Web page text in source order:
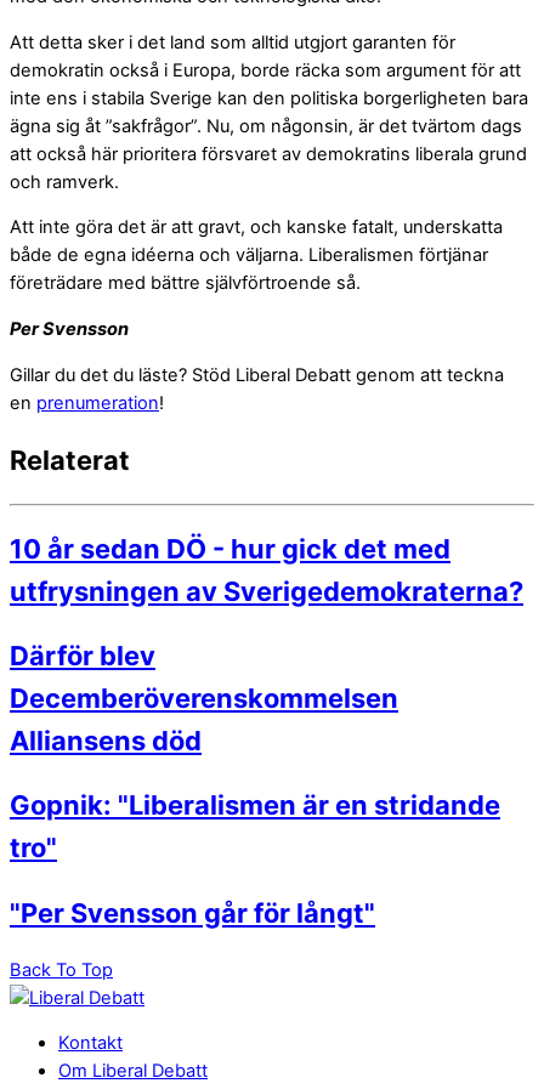
Att detta sker i det land som alltid utgjort garanten för
demokratin också i Europa, borde räcka som argument för att
inte ens i stabila Sverige kan den politiska borgerligheten bara
ägna sig åt ”sakfrågor”. Nu, om någonsin, är det tvärtom dags
att också här prioritera försvaret av demokratins liberala grund
och ramverk.
Att inte göra det är att gravt, och kanske fatalt, underskatta
både de egna idéerna och väljarna. Liberalismen förtjänar
företrädare med bättre självförtroende så.
Per Svensson
Gillar du det du läste? Stöd Liberal Debatt genom att teckna
en prenumeration!
Relaterat
10 år sedan DÖ - hur gick det med
utfrysningen av Sverigedemokraterna?
Därför blev
Decemberöverenskommelsen
Alliansens död
Gopnik: "Liberalismen är en stridande
tro"
"Per Svensson går för långt"
Back To Top
Kontakt
Om Liberal Debatt